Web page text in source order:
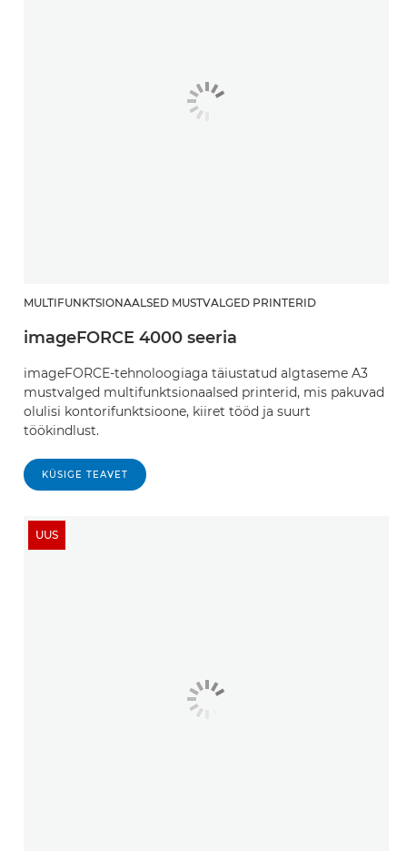
MULTIFUNKTSIONAALSED MUSTVALGED PRINTERID
imageFORCE 4000 seeria
imageFORCE-tehnoloogiaga täiustatud algtaseme A3
mustvalged multifunktsionaalsed printerid, mis pakuvad
olulisi kontorifunktsioone, kiiret tööd ja suurt
töökindlust.
KÜSIGE TEAVET
UUS